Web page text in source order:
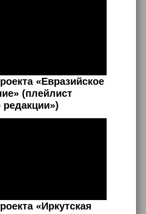
«Евразийское
(плейлист
«Иркутская